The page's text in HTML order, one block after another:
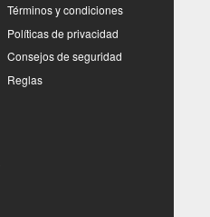
Términos y condiciones
Políticas de privacidad
Consejos de seguridad
Reglas